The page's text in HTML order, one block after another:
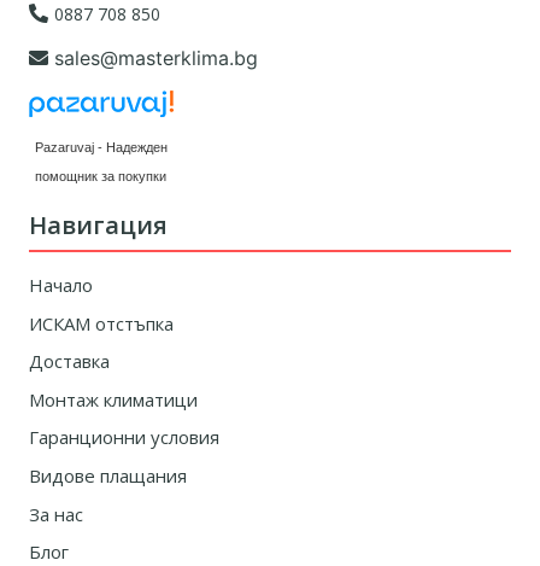
0887 708 850
sales@masterklima.bg
Pazaruvaj - Надежден
помощник за покупки
Навигация
Начало
ИСКАМ отстъпка
Доставка
Монтаж климатици
Гаранционни условия
Видове плащания
За нас
Блог